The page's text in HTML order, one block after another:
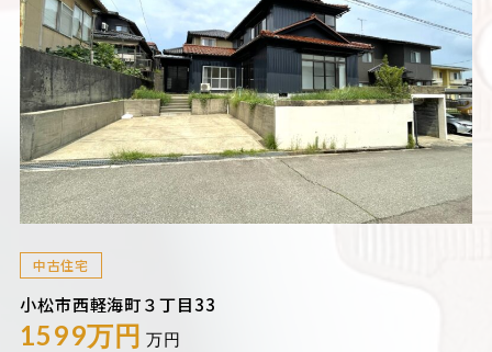
中古住宅
小松市西軽海町３丁目33
1599万円 万円